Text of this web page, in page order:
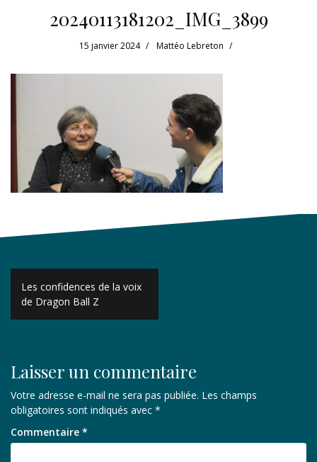
20240113181202_IMG_3899
15 janvier 2024 Mattéo Lebreton
Navigation
de
l’article
Les confidences de la voix
de Dragon Ball Z
Laisser un commentaire
Votre adresse e-mail ne sera pas publiée. Les champs
obligatoires sont indiqués avec *
Commentaire *